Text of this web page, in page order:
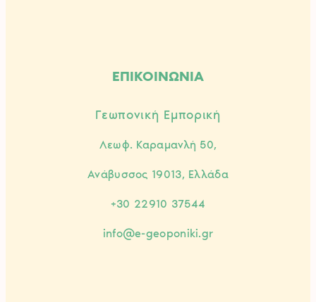
ΕΠΙΚΟΙΝΩΝΙΑ
Γεωπονική Εμπορική
Λεωφ. Καραμανλή 50,
Ανάβυσσος 19013, Ελλάδα
+30 22910 37544
info@e-geoponiki.gr